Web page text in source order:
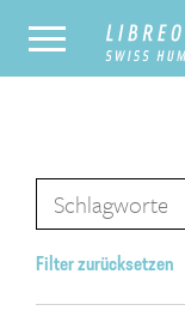
Filter zurücksetzen